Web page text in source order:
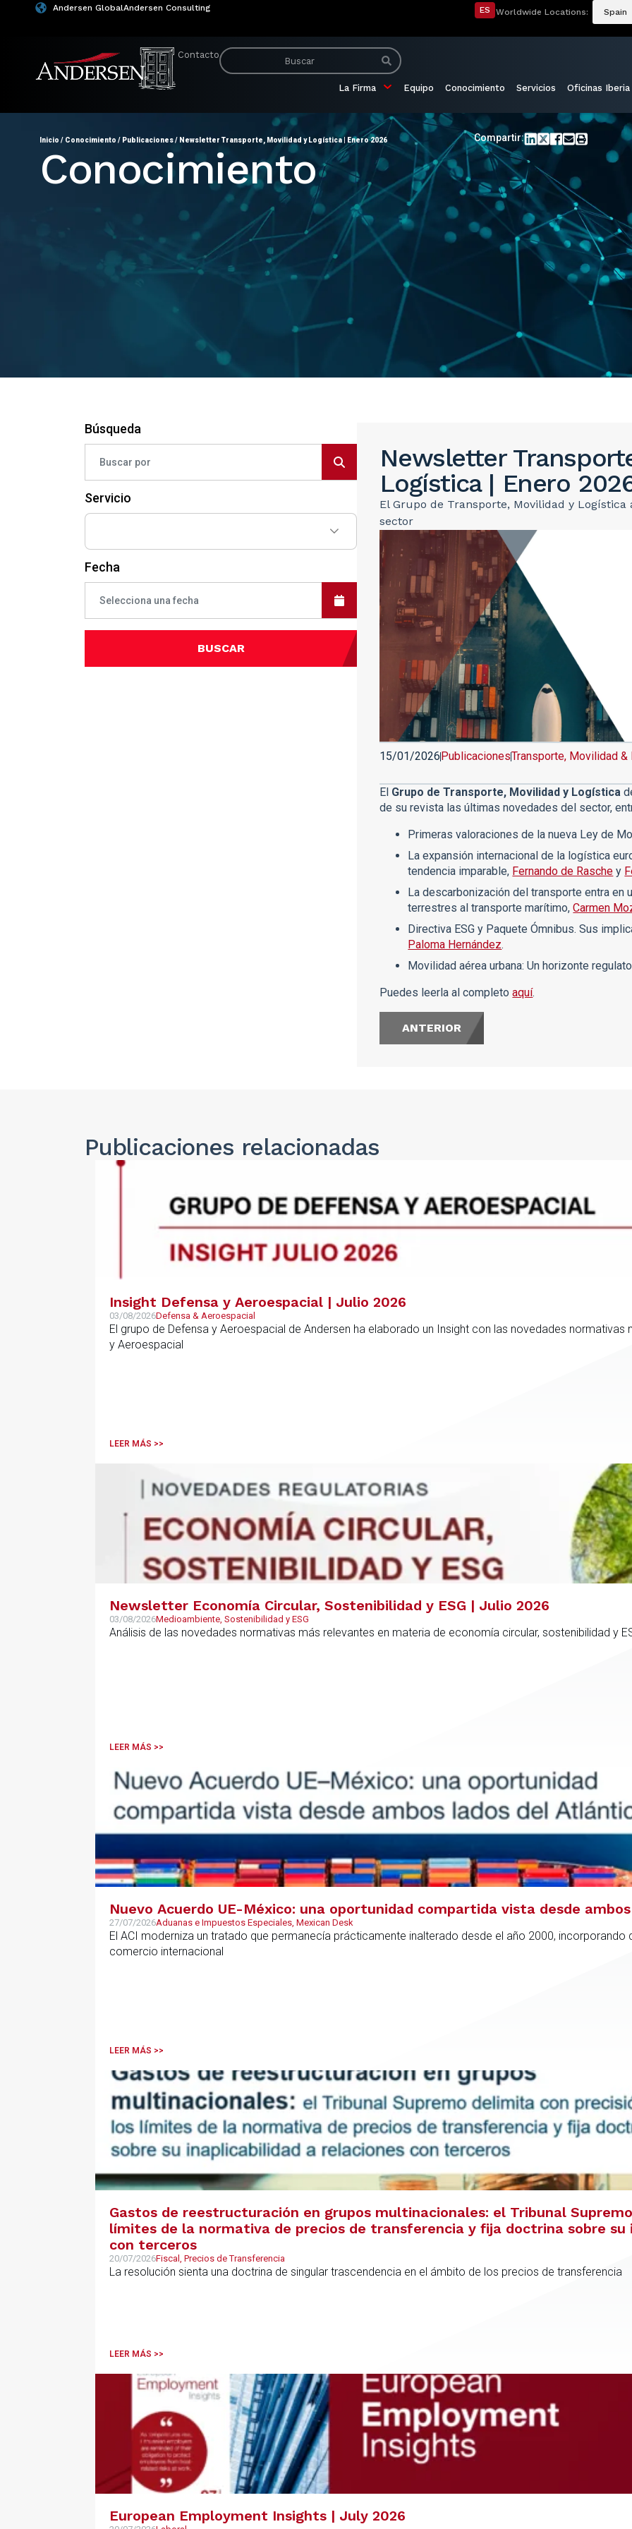
Andersen GlobalAndersen Consulting ES Worldwide Locations: Spain
Contacto
La Firma Equipo Conocimiento Servicios Oficinas Iberia
Inicio / Conocimiento / Publicaciones/ Newsletter Transporte, Movilidad y Logística | Enero 2026 Compartir:
Conocimiento
Búsqueda
Servicio
Fecha
BUSCAR
Newsletter
Logística | Enero
El Grupo de Transporte, Movilidad y
sector
15/01/2026PublicacionesTransporte, Movilidad
El Grupo de Transporte, Movilidad y Logística
de su revista las últimas novedades del sector,
Primeras valoraciones de la nueva Ley de
La expansión internacional de la logística
tendencia imparable, Fernando de Rasche y
La descarbonización del transporte entra en
terrestres al transporte marítimo,Carmen
Directiva ESG y Paquete Ómnibus. Sus
Paloma Hernández.
Movilidad aérea urbana: Un horizonte
Puedes leerla al completoaquí.
ANTERIOR
Publicaciones relacionadas
Insight Defensa y Aeroespacial | Julio 2026
03/08/2026Defensa & Aeroespacial
El grupo de Defensa y Aeroespacial de Andersen ha elaborado un Insight con las novedades
y Aeroespacial
LEER MÁS >>
Newsletter Economía Circular, Sostenibilidad y ESG | Julio 2026
03/08/2026Medioambiente, Sostenibilidad y ESG
Análisis de las novedades normativas más relevantes en materia de economía circular, sostenibilidad y
LEER MÁS >>
Nuevo Acuerdo UE-México: una oportunidad compartida vista desde
27/07/2026Aduanas e Impuestos Especiales, Mexican Desk
El ACI moderniza un tratado que permanecía prácticamente inalterado desde el año 2000, incorporando
comercio internacional
LEER MÁS >>
Gastos de reestructuración en grupos multinacionales: el Tribunal
límites de la normativa de precios de transferencia y fija doctrina sobre su
con terceros
20/07/2026Fiscal, Precios de Transferencia
La resolución sienta una doctrina de singular trascendencia en el ámbito de los precios de transferencia
LEER MÁS >>
European Employment Insights | July 2026